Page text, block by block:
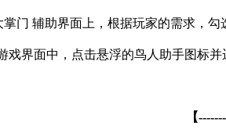
门 辅助界面上，根据玩家的需求，勾
界面中，点击悬浮的鸟人助手图标并
【